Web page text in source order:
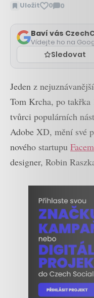
Uložit 0 0
Zobrazit
Baví vás
Vídejte ho na
Sledovat
Jeden z
Tom Krcha, po takřka
tvůrci populárních
Adobe XD, mění své
nového startupu
designer, Robin